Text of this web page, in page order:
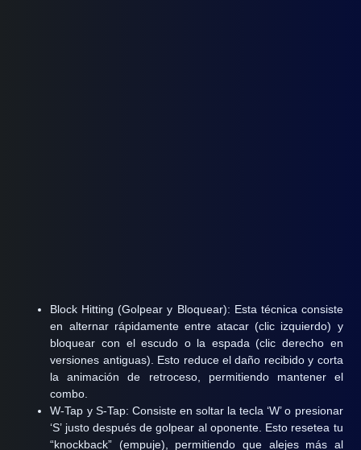
Block Hitting (Golpear y Bloquear): Esta técnica consiste
en alternar rápidamente entre atacar (clic izquierdo) y
bloquear con el escudo o la espada (clic derecho en
versiones antiguas). Esto reduce el daño recibido y corta
la animación de retroceso, permitiendo mantener el
combo.
W-Tap y S-Tap: Consiste en soltar la tecla ‘W’ o presionar
‘S’ justo después de golpear al oponente. Esto resetea tu
“knockback” (empuje), permitiendo que alejes más al